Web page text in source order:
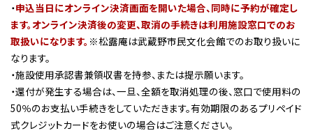
・申込当日にオンライン決済画面を開いた場合、同時に予約が確定し
ます。オンライン決済後の変更、取消の手続きは利用施設窓口でのお
取扱いになります。 ※松露庵は武蔵野市民文化会館でのお取り扱いに
なります。
・施設使用承認書兼領収書を持参、または提示願います。
・還付が発生する場合は、一旦、全額を取消処理の後、窓口で使用料の
50％のお支払い手続きをしていただきます。有効期限のあるプリペイド
式クレジットカードをお使いの場合はご注意ください。